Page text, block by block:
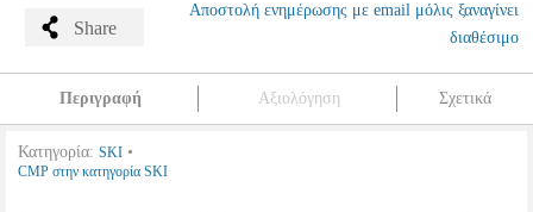
Share
Αποστολή ενημέρωσης με email μόλις ξαναγίνει
διαθέσιμο
Περιγραφή Αξιολόγηση Σχετικά
Κατηγορία: SKI •
CMP στην κατηγορία SKI